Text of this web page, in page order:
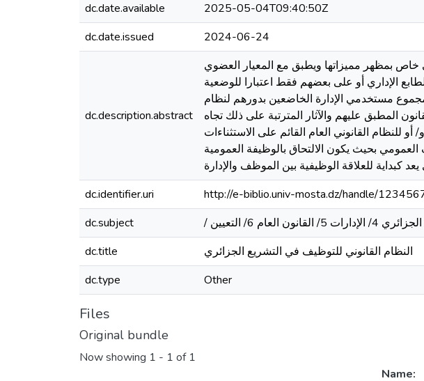
dc.date.available
2025-05-04T09:40:50Z
dc.date.issued
2024-06-24
dc.description.abstract
خاص بمظهر مميزاتها ويطبق مع المعيار العضوي
الإداري أو على بعضهم فقط اعتبارا للوضعية
مجموع مستخدمي الإدارة الخاضعين بدورهم لنظام
المطبق عليهم والآثار المترتبة على ذلك تجاه
للنظام القانوني العام القائم على الاستثناءات
بحيث يكون الالتحاق بالوظيفة العمومية
يعد كبداية للعلاقة الوظيفية بين الموظف والإدارة
dc.identifier.uri
http://e-biblio.univ-mosta.dz/handle/
dc.subject
dc.title
النظام القانوني للتوظيف في التشريع الجزائري
dc.type
Other
Files
Original bundle
Now showing 1 - 1 of 1
Name: